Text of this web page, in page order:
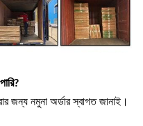
জন্য নমুনা অর্ডার স্বাগত জানাই।